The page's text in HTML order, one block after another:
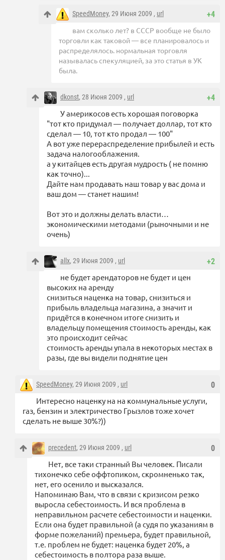
+4
SpeedMoney, 29 Июня 2009 , url
вам сколько лет? в СССР вообще не было
торговли как таковой — все планировалось и
распределялось. нормальная торговля
называлась спекуляцией, за это статья в УК
была.
+4
dkonst, 28 Июня 2009 , url
У америкосов есть хорошая поговорка
"тот кто придумал — получает доллар, тот кто
сделал — 10, тот кто продал — 100"
А вот уже перераспределение прибылей и есть
задача налогооблажения.
а у китайцев есть другая мудрость ( не помню
как точно)...
Дайте нам продавать наш товар у вас дома и
ваш дом — станет нашим!
Вот это и должны делать власти…
экономическими методами (рыночными и не
очень)
+2
allx, 29 Июня 2009 , url
не будет арендаторов не будет и цен
высоких на аренду
снизиться наценка на товар, снизиться и
прибыль владельца магазина, а значит и
придётся в конечном итоге снизить и
владельцу помещения стоимость аренды, как
это происходит сейчас
стоимость аренды упала в некоторых местах в
разы, где вы видели поднятие цен
0
SpeedMoney, 29 Июня 2009 , url
Интересно наценку на на коммунальные услуги,
газ, бензин и электричество Грызлов тоже хочет
сделать не выше 30%?))
0
precedent, 29 Июня 2009 , url
Нет, все таки странный Вы человек. Писали
тихонечко себе оффтопиком, скромненько так,
нет, его осенило и высказался.
Напоминаю Вам, что в связи с кризисом резко
выросла себестоимость. И вся проблема в
неправильном расчете себестоимости и наценки.
Если она будет правильной (а судя по указаниям в
форме пожеланий) премьера, будет правильной,
т.е. проблем не будет: наценка будет 20%, а
себестоимость в полтора раза выше.